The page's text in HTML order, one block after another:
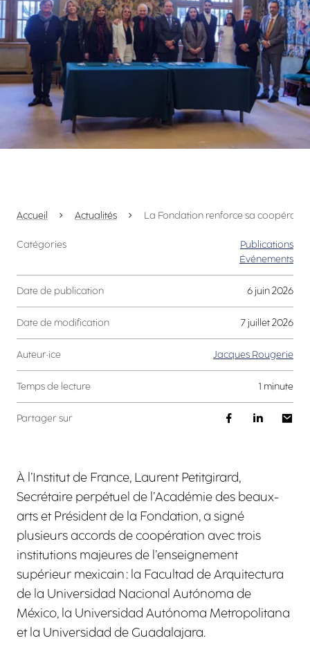
Accueil Actualités La Fondation renforce sa
Catégories
Publications
Événements
Date de publication 6 juin 2026
Date de modification 7 juillet 2026
Auteur·ice Jacques Rougerie
Temps de lecture 1 minute
Partager sur
À l’Institut de France, Laurent Petitgirard,
Secrétaire perpétuel de l’Académie des beaux-
arts et Président de la Fondation, a signé
plusieurs accords de coopération avec trois
institutions majeures de l’enseignement
supérieur mexicain : la Facultad de Arquitectura
de la Universidad Nacional Autónoma de
México, la Universidad Autónoma Metropolitana
et la Universidad de Guadalajara.